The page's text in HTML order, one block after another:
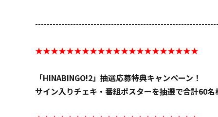
★★★★★★★★★★★★★★★★★★★★★
「HINABINGO!2」抽選応募特典キャンペーン！
サイン入りチェキ・番組ポスターを抽選で合計60名